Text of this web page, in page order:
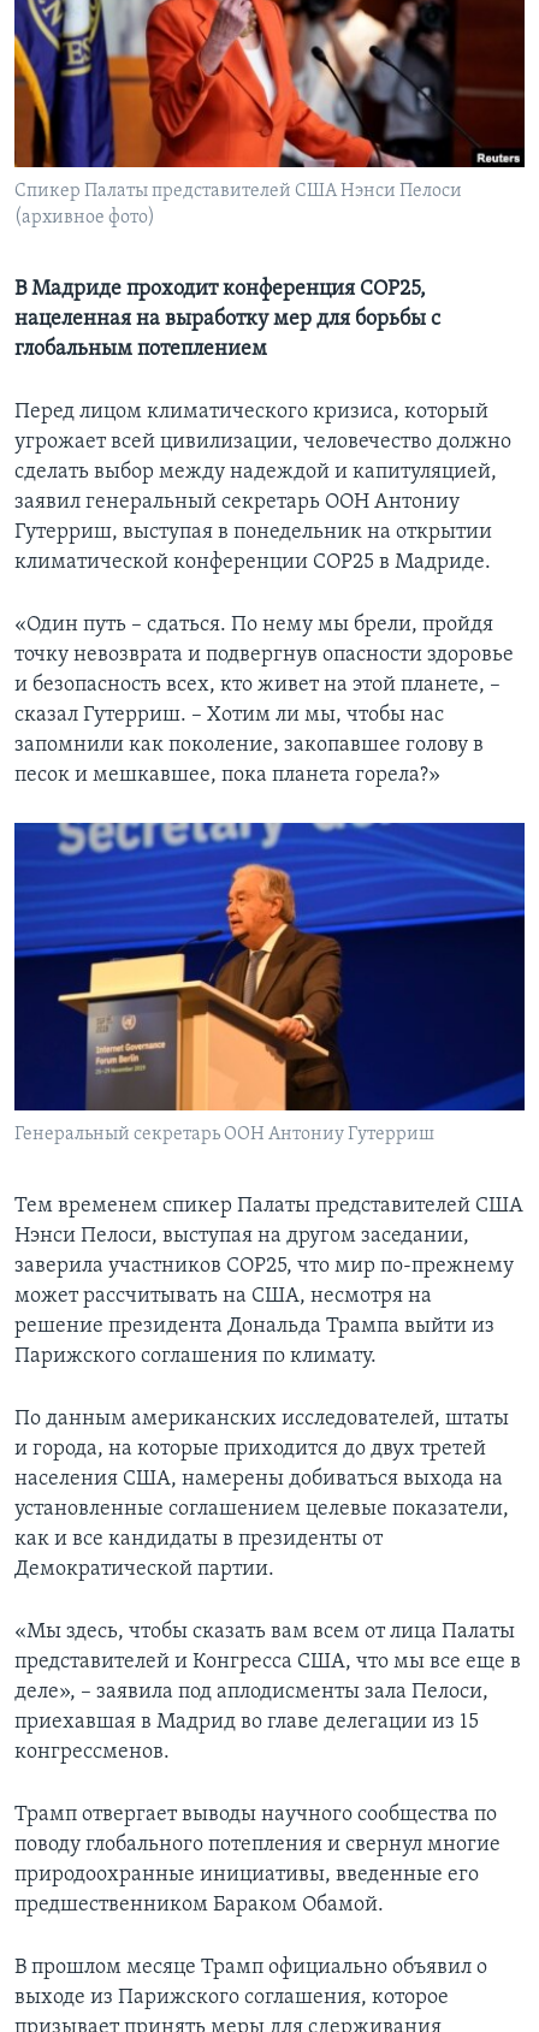
Learning English
СОЦИАЛЬНЫЕ СЕТИ
Языки
Cпикер Палаты представителей США Нэнси Пелоси
(архивное фото)
В Мадриде проходит конференция COP25,
нацеленная на выработку мер для борьбы с
глобальным потеплением
Перед лицом климатического кризиса, который
угрожает всей цивилизации, человечество должно
сделать выбор между надеждой и капитуляцией,
заявил генеральный секретарь ООН Антониу
Гутерриш, выступая в понедельник на открытии
климатической конференции COP25 в Мадриде.
«Один путь – сдаться. По нему мы брели, пройдя
точку невозврата и подвергнув опасности здоровье
и безопасность всех, кто живет на этой планете, –
сказал Гутерриш. – Хотим ли мы, чтобы нас
запомнили как поколение, закопавшее голову в
песок и мешкавшее, пока планета горела?»
Генеральный секретарь ООН Антониу Гутерриш
Тем временем спикер Палаты представителей США
Нэнси Пелоси, выступая на другом заседании,
заверила участников COP25, что мир по-прежнему
может рассчитывать на США, несмотря на
решение президента Дональда Трампа выйти из
Парижского соглашения по климату.
По данным американских исследователей, штаты
и города, на которые приходится до двух третей
населения США, намерены добиваться выхода на
установленные соглашением целевые показатели,
как и все кандидаты в президенты от
Демократической партии.
«Мы здесь, чтобы сказать вам всем от лица Палаты
представителей и Конгресса США, что мы все еще в
деле», – заявила под аплодисменты зала Пелоси,
приехавшая в Мадрид во главе делегации из 15
конгрессменов.
Трамп отвергает выводы научного сообщества по
поводу глобального потепления и свернул многие
природоохранные инициативы, введенные его
предшественником Бараком Обамой.
В прошлом месяце Трамп официально объявил о
выходе из Парижского соглашения, которое